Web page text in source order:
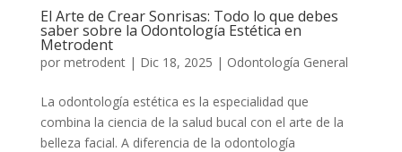
El Arte de Crear Sonrisas: Todo lo que debes
saber sobre la Odontología Estética en
Metrodent
por metrodent| Dic 18, 2025 | Odontología General
La odontología estética es la especialidad que
combina la ciencia de la salud bucal con el arte de la
belleza facial. A diferencia de la odontología